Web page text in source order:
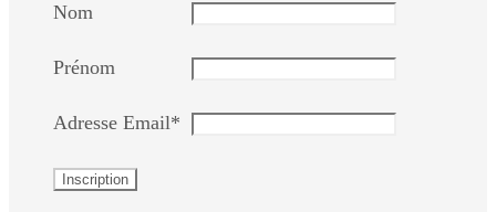
Nom
Prénom
Adresse Email*